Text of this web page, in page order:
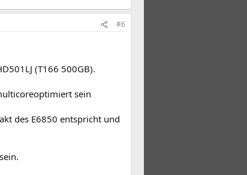
#6
(T166 500GB).
sein
des E6850 entspricht und